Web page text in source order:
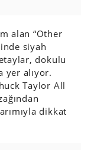
alan “Other
siyah
dokulu
yer alıyor.
Taylor All
dikkat